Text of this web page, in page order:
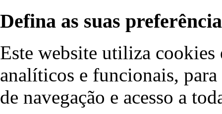
Defina as suas
Este website utiliza cookies
analíticos e funcionais,
de navegação e acesso a